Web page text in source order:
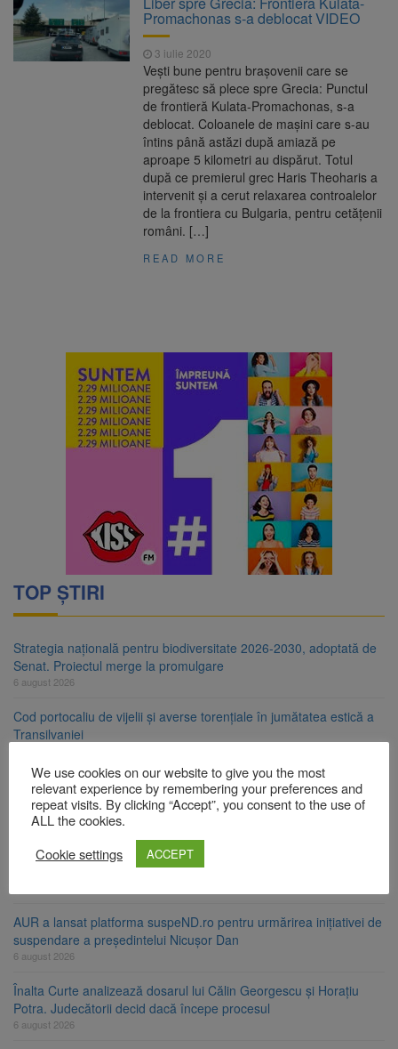
Ormeniș
6 august 2026
AUR a lansat platforma
suspeND.ro pentru urmărirea inițiativei de
suspendare a președintelui Nicușor Dan
Înalta Curte analizează
dosarul lui Călin Georgescu și Horațiu Potra.
Judecătorii decid dacă începe procesul
Strategia națională pentru
biodiversitate 2026-2030, adoptată de Senat.
Proiectul merge la promulgare
Promachonas s-a deblocat VIDEO
3 iulie 2020
Vești bune pentru brașovenii care se
pregătesc să plece spre Grecia: Punctul
de frontieră Kulata-Promachonas, s-a
deblocat. Coloanele de mașini care s-au
întins până astăzi după amiază pe
aproape 5 kilometri au dispărut. Totul
după ce premierul grec Haris Theoharis a
intervenit și a cerut relaxarea controalelor
de la frontiera cu Bulgaria, pentru cetățenii
români. […]
READ MORE
TOP ȘTIRI
Strategia națională pentru biodiversitate 2026-2030, adoptată de
Senat. Proiectul merge la promulgare
6 august 2026
Cod portocaliu de vijelii și averse torențiale în jumătatea estică a
Transilvaniei
Bărbat din Victoria, reținut după ce și-ar fi agresat soția de două
ori în câteva zile
6 august 2026
Urmele atelajului i-au condus pe polițiști la cioate. Bărbat prins în
AUR a lansat platforma suspeND.ro pentru urmărirea inițiativei de
suspendare a președintelui Nicușor Dan
6 august 2026
Înalta Curte analizează dosarul lui Călin Georgescu și Horațiu
Potra. Judecătorii decid dacă începe procesul
6 august 2026
We use cookies on our website to give you the most
relevant experience by remembering your preferences and
repeat visits. By clicking “Accept”, you consent to the use of
ALL the cookies.
Cookie settings
ACCEPT